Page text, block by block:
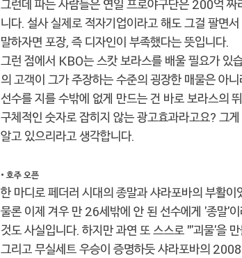
그런데 파는 사람들은 연일 프로야구단은 200억
니다. 설사 실제로 적자기업이라고 해도 그걸 팔면
말하자면 포장, 즉 디자인이 부족했다는 뜻입니다.
그런 점에서 KBO는 스캇 보라스를 배울 필요가
의 고객이 그가 주장하는 수준의 굉장한 매물은 아
선수를 지를 수밖에 없게 만드는 건 바로 보라스의
구체적인 숫자로 잡히지 않는 광고효과라고요? 그
알고 있으리라고 생각합니다.
• 호주 오픈
한 마디로 페더러 시대의 종말과 샤라포바의 부활이
물론 이제 겨우 만 26세밖에 안 된 선수에게 '종말'
것도 사실입니다. 하지만 과연 또 스스로 "'괴물'을
그리고 무실세트 우승이 증명하듯 샤라포바의